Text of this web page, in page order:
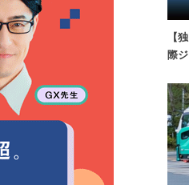
【
際